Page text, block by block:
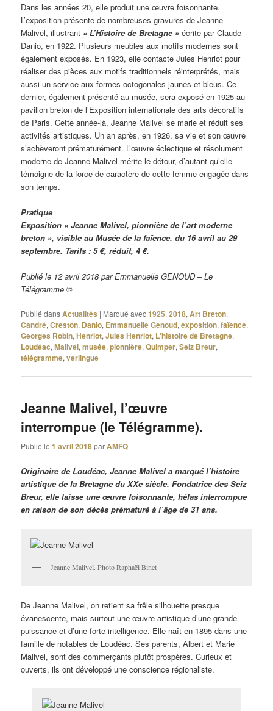
Dans les années 20, elle produit une œuvre foisonnante.
L’exposition présente de nombreuses gravures de Jeanne
Malivel, illustrant « L’Histoire de Bretagne » écrite par Claude
Danio, en 1922. Plusieurs meubles aux motifs modernes sont
également exposés. En 1923, elle contacte Jules Henriot pour
réaliser des pièces aux motifs traditionnels réinterprétés, mais
aussi un service aux formes octogonales jaunes et bleus. Ce
dernier, également présenté au musée, sera exposé en 1925 au
pavillon breton de l’Exposition internationale des arts décoratifs
de Paris. Cette année-là, Jeanne Malivel se marie et réduit ses
activités artistiques. Un an après, en 1926, sa vie et son œuvre
s’achèveront prématurément. L’œuvre éclectique et résolument
moderne de Jeanne Malivel mérite le détour, d’autant qu’elle
témoigne de la force de caractère de cette femme engagée dans
son temps.
Pratique
Exposition « Jeanne Malivel, pionnière de l’art moderne
breton », visible au Musée de la faïence, du 16 avril au 29
septembre. Tarifs : 5 €, réduit, 4 €.
Publié le 12 avril 2018 par Emmanuelle GENOUD – Le
Télégramme ©
Publié dansActualités | Marqué avec1925,2018,Art Breton,
Candré,Creston, Danio, Emmanuelle Genoud,exposition,faïence,
Georges Robin,Henriot,Jules Henriot, L'histoire de Bretagne,
Loudéac,Malivel,musée,pionnière,Quimper,Seiz Breur,
télégramme,verlingue
Jeanne Malivel, l’œuvre
interrompue (le Télégramme).
Publié le1 avril 2018parAMFQ
Originaire de Loudéac, Jeanne Malivel a marqué l’histoire
artistique de la Bretagne du XXe siècle. Fondatrice des Seiz
Breur, elle laisse une œuvre foisonnante, hélas interrompue
en raison de son décès prématuré à l’âge de 31 ans.
Jeanne Malivel. Photo Raphaël Binet
De Jeanne Malivel, on retient sa frêle silhouette presque
évanescente, mais surtout une œuvre artistique d’une grande
puissance et d’une forte intelligence. Elle naît en 1895 dans une
famille de notables de Loudéac. Ses parents, Albert et Marie
Malivel, sont des commerçants plutôt prospères. Curieux et
ouverts, ils ont développé une conscience régionaliste.